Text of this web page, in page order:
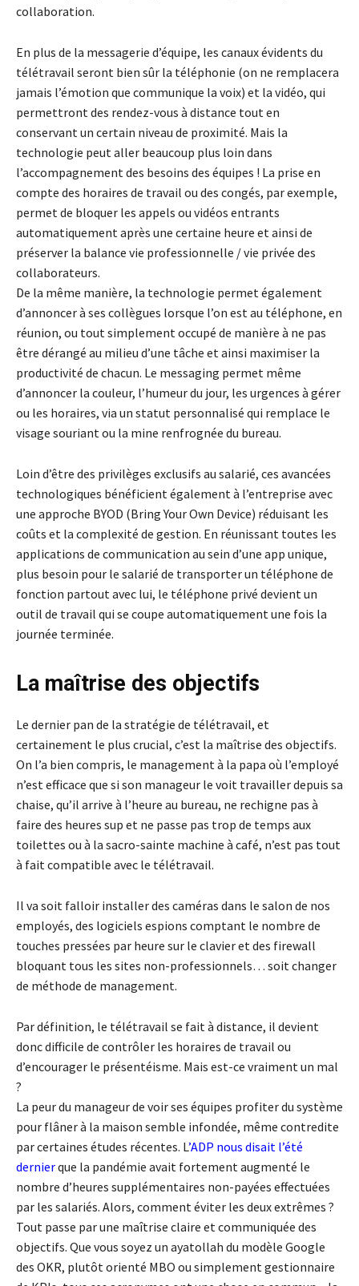
collaboration.
En plus de la messagerie d’équipe, les canaux évidents du
télétravail seront bien sûr la téléphonie (on ne remplacera
jamais l’émotion que communique la voix) et la vidéo, qui
permettront des rendez-vous à distance tout en
conservant un certain niveau de proximité. Mais la
technologie peut aller beaucoup plus loin dans
l’accompagnement des besoins des équipes ! La prise en
compte des horaires de travail ou des congés, par exemple,
permet de bloquer les appels ou vidéos entrants
automatiquement après une certaine heure et ainsi de
préserver la balance vie professionnelle / vie privée des
collaborateurs.
De la même manière, la technologie permet également
d’annoncer à ses collègues lorsque l’on est au téléphone, en
réunion, ou tout simplement occupé de manière à ne pas
être dérangé au milieu d’une tâche et ainsi maximiser la
productivité de chacun. Le messaging permet même
d’annoncer la couleur, l’humeur du jour, les urgences à gérer
ou les horaires, via un statut personnalisé qui remplace le
visage souriant ou la mine renfrognée du bureau.
Loin d’être des privilèges exclusifs au salarié, ces avancées
technologiques bénéficient également à l’entreprise avec
une approche BYOD (Bring Your Own Device) réduisant les
coûts et la complexité de gestion. En réunissant toutes les
applications de communication au sein d’une app unique,
plus besoin pour le salarié de transporter un téléphone de
fonction partout avec lui, le téléphone privé devient un
outil de travail qui se coupe automatiquement une fois la
journée terminée.
La maîtrise des objectifs
Le dernier pan de la stratégie de télétravail, et
certainement le plus crucial, c’est la maîtrise des objectifs.
On l’a bien compris, le management à la papa où l’employé
n’est efficace que si son manageur le voit travailler depuis sa
chaise, qu’il arrive à l’heure au bureau, ne rechigne pas à
faire des heures sup et ne passe pas trop de temps aux
toilettes ou à la sacro-sainte machine à café, n’est pas tout
à fait compatible avec le télétravail.
Il va soit falloir installer des caméras dans le salon de nos
employés, des logiciels espions comptant le nombre de
touches pressées par heure sur le clavier et des firewall
bloquant tous les sites non-professionnels… soit changer
de méthode de management.
Par définition, le télétravail se fait à distance, il devient
donc difficile de contrôler les horaires de travail ou
d’encourager le présentéisme. Mais est-ce vraiment un mal
?
La peur du manageur de voir ses équipes profiter du système
pour flâner à la maison semble infondée, même contredite
par certaines études récentes. L’ADP nous disait l’été
dernierque la pandémie avait fortement augmenté le
nombre d’heures supplémentaires non-payées effectuées
par les salariés. Alors, comment éviter les deux extrêmes ?
Tout passe par une maîtrise claire et communiquée des
objectifs. Que vous soyez un ayatollah du modèle Google
des OKR, plutôt orienté MBO ou simplement gestionnaire